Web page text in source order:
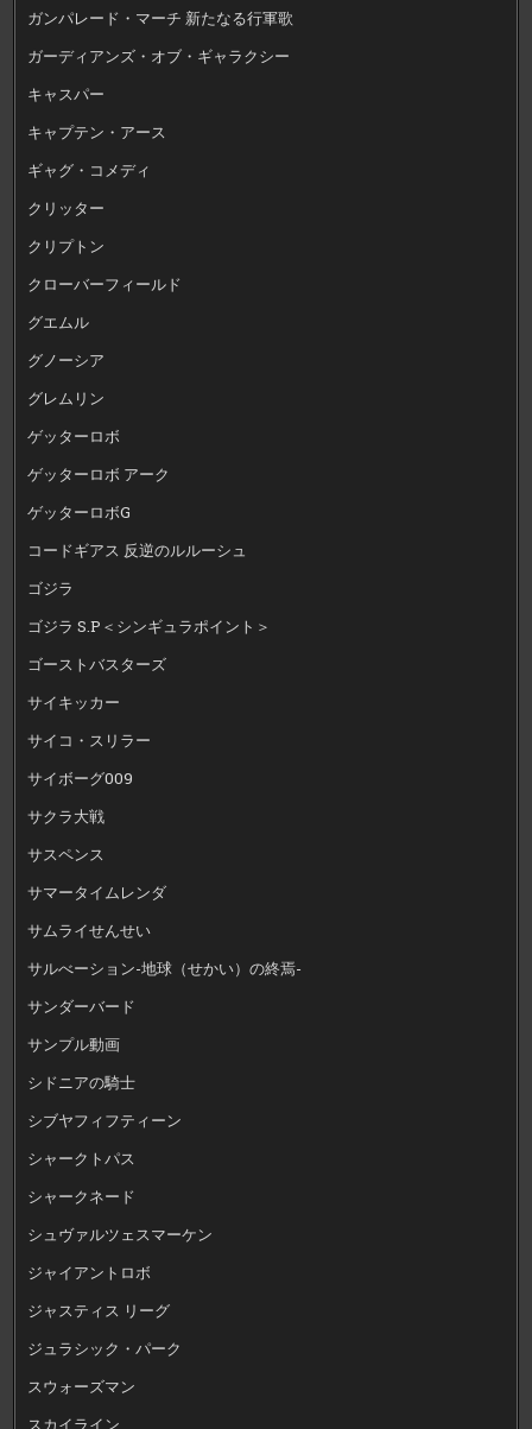
ガンパレード・マーチ 新たなる行軍歌
ガーディアンズ・オブ・ギャラクシー
キャスパー
キャプテン・アース
ギャグ・コメディ
クリッター
クリプトン
クローバーフィールド
グエムル
グノーシア
グレムリン
ゲッターロボ
ゲッターロボ アーク
ゲッターロボG
コードギアス 反逆のルルーシュ
ゴジラ
ゴジラ S.P＜シンギュラポイント＞
ゴーストバスターズ
サイキッカー
サイコ・スリラー
サイボーグ009
サクラ大戦
サスペンス
サマータイムレンダ
サムライせんせい
サルべーション-地球（せかい）の終焉-
サンダーバード
サンプル動画
シドニアの騎士
シブヤフィフティーン
シャークトパス
シャークネード
シュヴァルツェスマーケン
ジャイアントロボ
ジャスティス リーグ
ジュラシック・パーク
スウォーズマン
スカイライン